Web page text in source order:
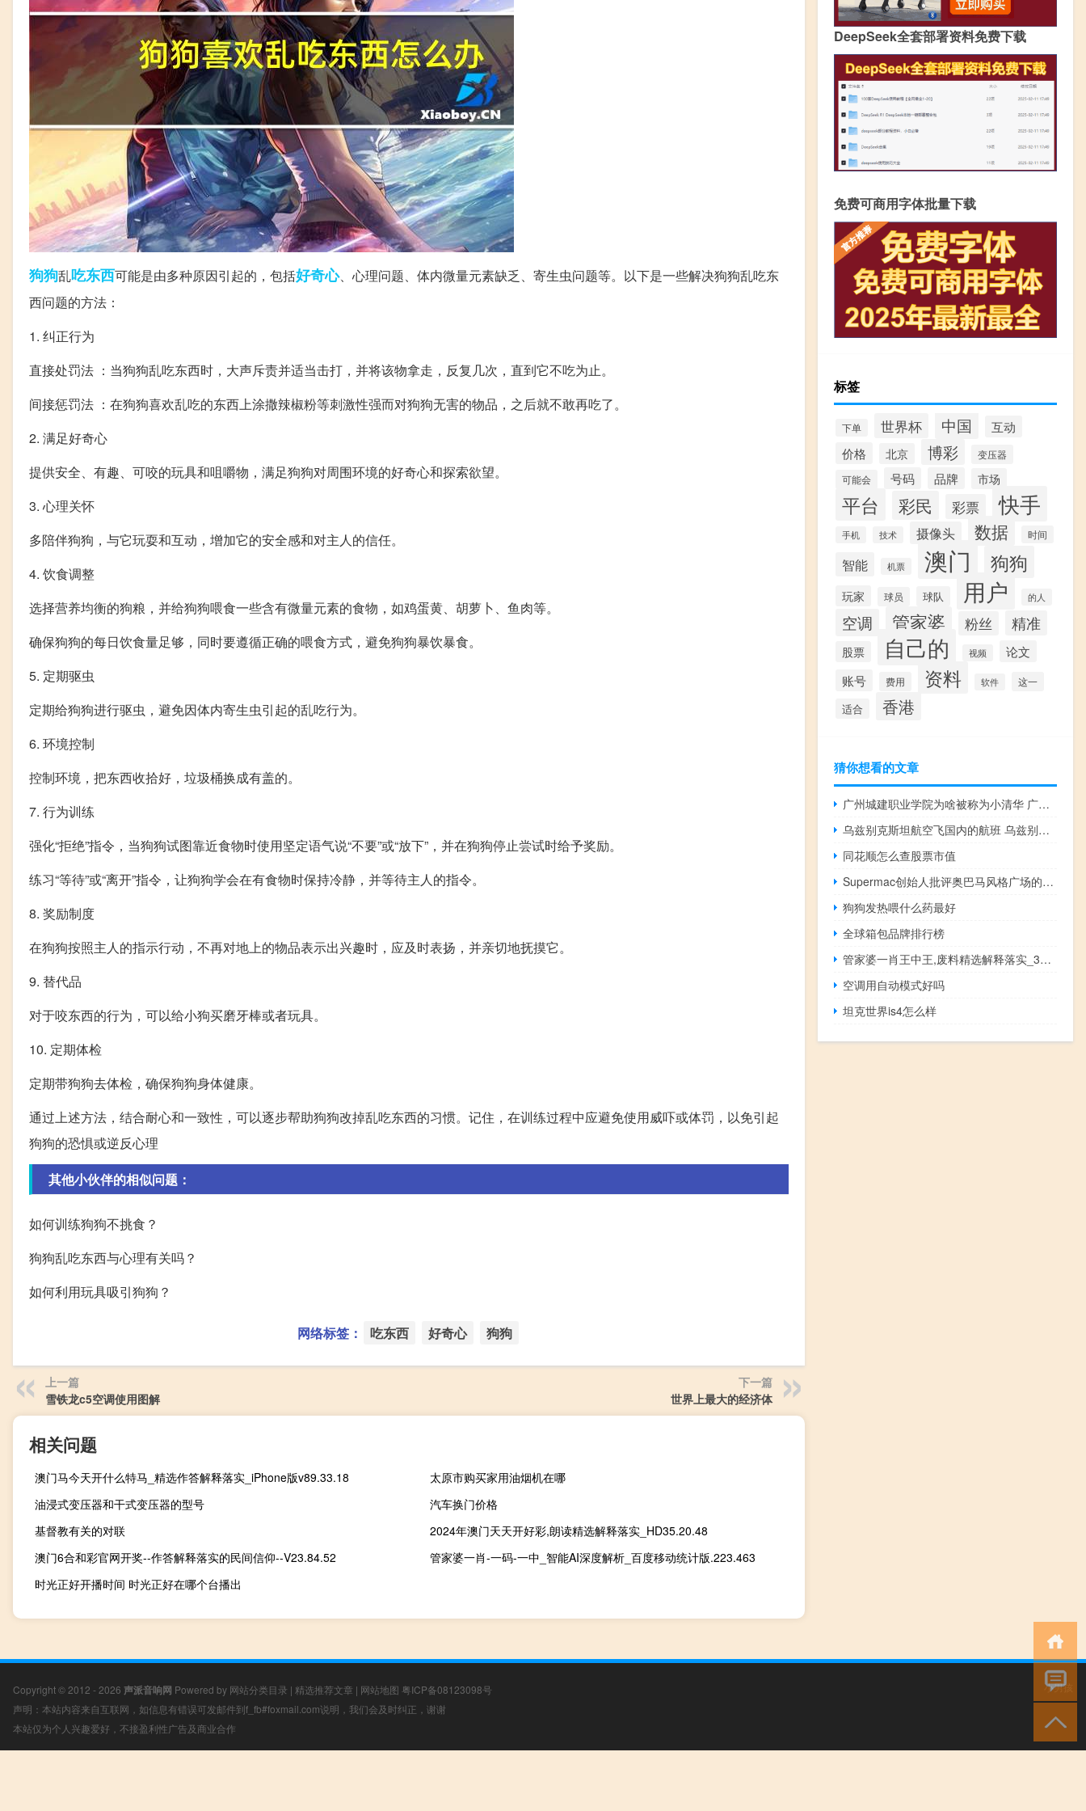
狗狗乱吃东西可能是由多种原因引起的，包括好奇心、心理问题、体内微量元素缺乏、寄生虫问题等。以下是一些解决狗狗乱吃东
西问题的方法：
1. 纠正行为
直接处罚法 ：当狗狗乱吃东西时，大声斥责并适当击打，并将该物拿走，反复几次，直到它不吃为止。
间接惩罚法 ：在狗狗喜欢乱吃的东西上涂撒辣椒粉等刺激性强而对狗狗无害的物品，之后就不敢再吃了。
2. 满足好奇心
提供安全、有趣、可咬的玩具和咀嚼物，满足狗狗对周围环境的好奇心和探索欲望。
3. 心理关怀
多陪伴狗狗，与它玩耍和互动，增加它的安全感和对主人的信任。
4. 饮食调整
选择营养均衡的狗粮，并给狗狗喂食一些含有微量元素的食物，如鸡蛋黄、胡萝卜、鱼肉等。
确保狗狗的每日饮食量足够，同时要遵循正确的喂食方式，避免狗狗暴饮暴食。
5. 定期驱虫
定期给狗狗进行驱虫，避免因体内寄生虫引起的乱吃行为。
6. 环境控制
控制环境，把东西收拾好，垃圾桶换成有盖的。
7. 行为训练
强化“拒绝”指令，当狗狗试图靠近食物时使用坚定语气说“不要”或“放下”，并在狗狗停止尝试时给予奖励。
练习“等待”或“离开”指令，让狗狗学会在有食物时保持冷静，并等待主人的指令。
8. 奖励制度
在狗狗按照主人的指示行动，不再对地上的物品表示出兴趣时，应及时表扬，并亲切地抚摸它。
9. 替代品
对于咬东西的行为，可以给小狗买磨牙棒或者玩具。
10. 定期体检
定期带狗狗去体检，确保狗狗身体健康。
通过上述方法，结合耐心和一致性，可以逐步帮助狗狗改掉乱吃东西的习惯。记住，在训练过程中应避免使用威吓或体罚，以免引起
狗狗的恐惧或逆反心理
其他小伙伴的相似问题：
如何训练狗狗不挑食？
狗狗乱吃东西与心理有关吗？
如何利用玩具吸引狗狗？
网络标签： 吃东西 好奇心 狗狗
上一篇
雪铁龙c5空调使用图解
下一篇
世界上最大的经济体
相关问题
澳门马今天开什么特马_精选作答解释落实_iPhone版v89.33.18
太原市购买家用油烟机在哪
油浸式变压器和干式变压器的型号
汽车换门价格
基督教有关的对联
2024年澳门天天开好彩,朗读精选解释落实_HD35.20.48
澳门6合和彩官网开奖--作答解释落实的民间信仰--V23.84.52
管家婆一肖-一码-一中_智能AI深度解析_百度移动统计版.223.463
时光正好开播时间 时光正好在哪个台播出
DeepSeek全套部署资料免费下载
免费可商用字体批量下载
标签
下单 世界杯 中国
互动
价格
北京 博彩
变压器
可能会
号码 品牌 市场
平台 彩民 彩票 快手
手机 技术 摄像头 数据 时间
智能 机票 澳门 狗狗
玩家 球员 球队 用户 的人
空调 管家婆 粉丝 精准
股票 自己的 视频
论文
账号
费用 资料 软件 这一
适合 香港
猜你想看的文章
广州城建职业学院为啥被称为小清华 广州城建职业学院怎么样
乌兹别克斯坦航空飞国内的航班 乌兹别克斯坦vs中国
同花顺怎么查股票市值
Supermac创始人批评奥巴马风格广场的繁琐规定
狗狗发热喂什么药最好
全球箱包品牌排行榜
管家婆一肖王中王,废料精选解释落实_3DM4.92.50
空调用自动模式好吗
坦克世界is4怎么样
Copyright © 2012 - 2026 声派音响网 Powered by 网站分类目录 | 精选推荐文章 | 网站地图 粤ICP备08123098号
声明：本站内容来自互联网，如信息有错误可发邮件到f_fb#foxmail.com说明，我们会及时纠正，谢谢
本站仅为个人兴趣爱好，不接盈利性广告及商业合作
小男孩